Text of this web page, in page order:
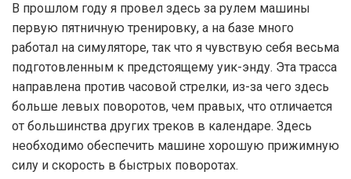
В прошлом году я провел здесь за рулем машины
первую пятничную тренировку, а на базе много
работал на симуляторе, так что я чувствую себя весьма
подготовленным к предстоящему уик-энду. Эта трасса
направлена против часовой стрелки, из-за чего здесь
больше левых поворотов, чем правых, что отличается
от большинства других треков в календаре. Здесь
необходимо обеспечить машине хорошую прижимную
силу и скорость в быстрых поворотах.